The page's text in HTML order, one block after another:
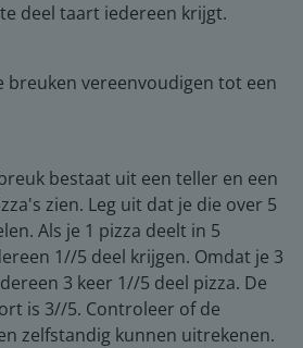
deel taart iedereen krijgt.
breuken vereenvoudigen tot een
bestaat uit een teller en een
zien. Leg uit dat je die over 5
Als je 1 pizza deelt in 5
1//5 deel krijgen. Omdat je 3
3 keer 1//5 deel pizza. De
is 3//5. Controleer of de
zelfstandig kunnen uitrekenen.